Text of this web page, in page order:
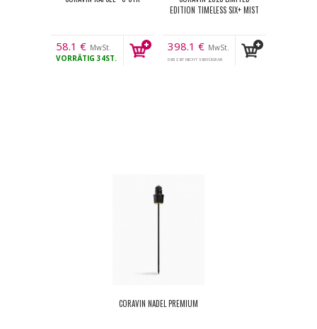
58.1 € MwSt.
VORRÄTIG 34ST.
EDITION TIMELESS SIX+ MIST
398.1 € MwSt.
DERZEIT NICHT VERFÜGBAR
CORAVIN NADEL PREMIUM